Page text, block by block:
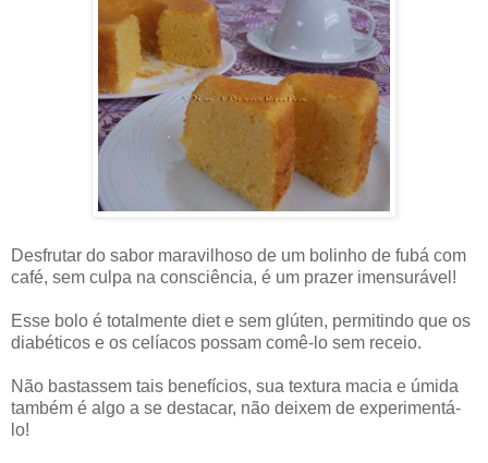
Desfrutar do sabor maravilhoso de um bolinho de fubá com
café, sem culpa na consciência, é um prazer imensurável!
Esse bolo é totalmente diet e sem glúten, permitindo que os
diabéticos e os celíacos possam comê-lo sem receio.
Não bastassem tais benefícios, sua textura macia e úmida
também é algo a se destacar, não deixem de experimentá-
lo!